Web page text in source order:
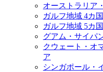
オーストラリア
ガルフ地域 4カ国
ガルフ地域 5カ国
グアム・サイパ
クウェート・オ
ア
シンガポール・